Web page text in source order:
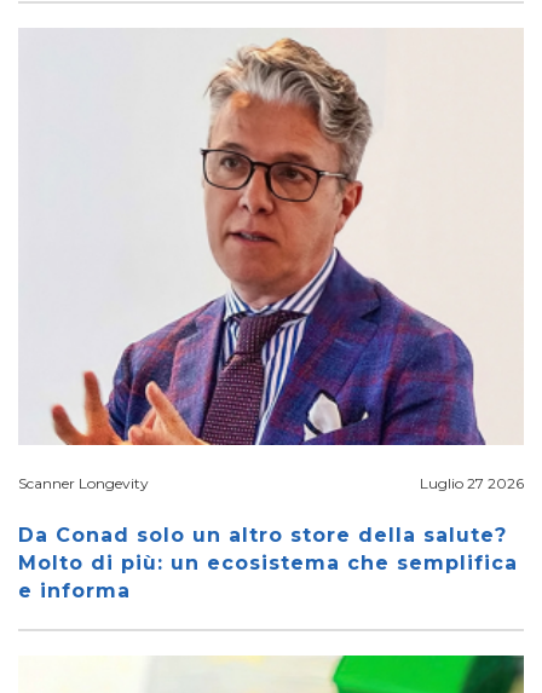
Scanner Longevity Luglio 27 2026
Da Conad solo un altro store della salute?
Molto di più: un ecosistema che semplifica
e informa